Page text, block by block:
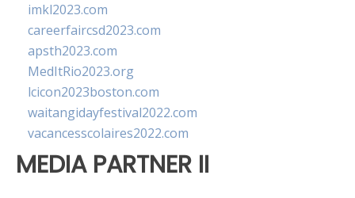
imkl2023.com
careerfaircsd2023.com
apsth2023.com
MedItRio2023.org
lcicon2023boston.com
waitangidayfestival2022.com
vacancesscolaires2022.com
MEDIA PARTNER II